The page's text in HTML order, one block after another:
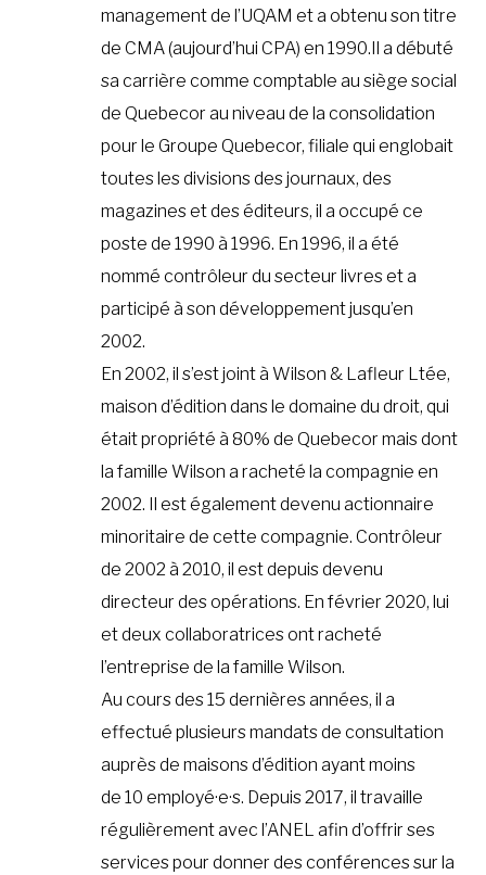
management de l’UQAM et a obtenu son titre
de CMA (aujourd’hui CPA) en 1990.Il a débuté
sa carrière comme comptable au siège social
de Quebecor au niveau de la consolidation
pour le Groupe Quebecor, filiale qui englobait
toutes les divisions des journaux, des
magazines et des éditeurs, il a occupé ce
poste de 1990 à 1996. En 1996, il a été
nommé contrôleur du secteur livres et a
participé à son développement jusqu’en
2002.
En 2002, il s’est joint à Wilson & Lafleur Ltée,
maison d’édition dans le domaine du droit, qui
était propriété à 80% de Quebecor mais dont
la famille Wilson a racheté la compagnie en
2002. Il est également devenu actionnaire
minoritaire de cette compagnie. Contrôleur
de 2002 à 2010, il est depuis devenu
directeur des opérations. En février 2020, lui
et deux collaboratrices ont racheté
l’entreprise de la famille Wilson.
Au cours des 15 dernières années, il a
effectué plusieurs mandats de consultation
auprès de maisons d’édition ayant moins
de 10 employé·e·s. Depuis 2017, il travaille
régulièrement avec l’ANEL afin d’offrir ses
services pour donner des conférences sur la